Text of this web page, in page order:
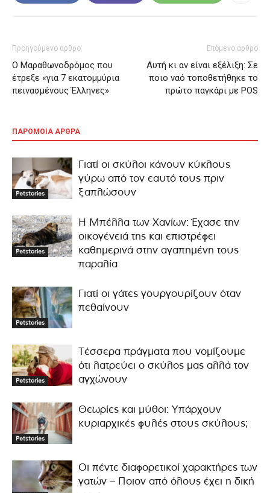
Προηγούμενο άρθρο
Ο Μαραθωνοδρόμος που
έτρεξε «για 7 εκατομμύρια
πεινασμένους Έλληνες»
Επόμενο άρθρο
Αυτή κι αν είναι εξέλιξη: Σε
ποιο ναό τοποθετήθηκε το
πρώτο παγκάρι με POS
ΠΑΡΟΜΟΙΑ ΑΡΘΡΑ
Petstories
Γιατί οι σκύλοι κάνουν κύκλους
γύρω από τον εαυτό τους πριν
ξαπλώσουν
Petstories
Η Μπέλλα των Χανίων: Έχασε την
οικογένειά της και επιστρέφει
καθημερινά στην αγαπημένη τους
παραλία
Petstories
Γιατί οι γάτες γουργουρίζουν όταν
πεθαίνουν
Petstories
Τέσσερα πράγματα που νομίζουμε
ότι λατρεύει ο σκύλος μας αλλά τον
αγχώνουν
Petstories
Θεωρίες και μύθοι: Υπάρχουν
κυριαρχικές φυλές στους σκύλους;
Οι πέντε διαφορετικοί χαρακτήρες των
γατών – Ποιον από όλους έχει η δική